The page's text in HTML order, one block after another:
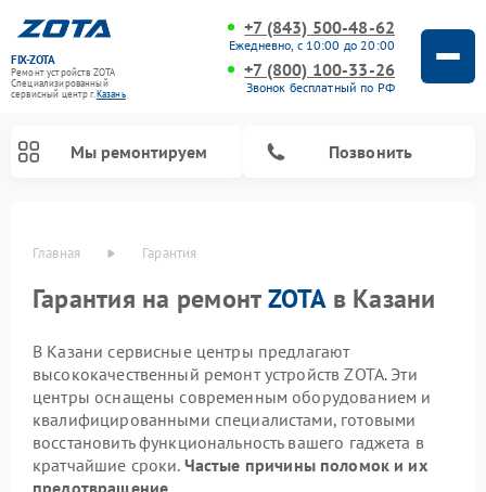
FIX-ZOTA
Ремонт устройств ZOTA
Специализированный
cервисный центр г.Казань
+7 (843) 500-48-62
Ежедневно, с 10:00 до 20:00
+7 (800) 100-33-26
Звонок бесплатный по РФ
Мы ремонтируем Позвонить
Главная Гарантия
Гарантия на ремонтZOTAв Казани
В Казани сервисные центры предлагают
высококачественный ремонт устройств ZOTA. Эти
центры оснащены современным оборудованием и
квалифицированными специалистами, готовыми
восстановить функциональность вашего гаджета в
кратчайшие сроки. Частые причины поломок и их
предотвращение